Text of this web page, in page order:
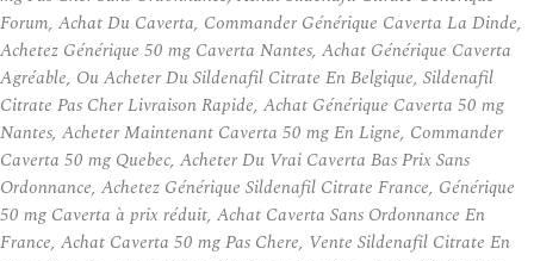
Forum, Achat Du Caverta, Commander Générique Caverta La Dinde,
Achetez Générique 50 mg Caverta Nantes, Achat Générique Caverta
Agréable, Ou Acheter Du Sildenafil Citrate En Belgique, Sildenafil
Citrate Pas Cher Livraison Rapide, Achat Générique Caverta 50 mg
Nantes, Acheter Maintenant Caverta 50 mg En Ligne, Commander
Caverta 50 mg Quebec, Acheter Du Vrai Caverta Bas Prix Sans
Ordonnance, Achetez Générique Sildenafil Citrate France, Générique
50 mg Caverta à prix réduit, Achat Caverta Sans Ordonnance En
France, Achat Caverta 50 mg Pas Chere, Vente Sildenafil Citrate En